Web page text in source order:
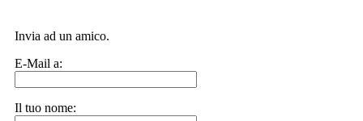
Invia ad un amico.
E-Mail a:
Il tuo nome: